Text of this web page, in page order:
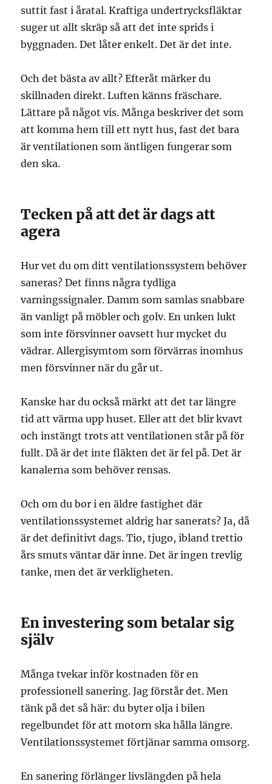
suttit fast i åratal. Kraftiga undertrycksfläktar
suger ut allt skräp så att det inte sprids i
byggnaden. Det låter enkelt. Det är det inte.
Och det bästa av allt? Efteråt märker du
skillnaden direkt. Luften känns fräschare.
Lättare på något vis. Många beskriver det som
att komma hem till ett nytt hus, fast det bara
är ventilationen som äntligen fungerar som
den ska.
Tecken på att det är dags att
agera
Hur vet du om ditt ventilationssystem behöver
saneras? Det finns några tydliga
varningssignaler. Damm som samlas snabbare
än vanligt på möbler och golv. En unken lukt
som inte försvinner oavsett hur mycket du
vädrar. Allergisymtom som förvärras inomhus
men försvinner när du går ut.
Kanske har du också märkt att det tar längre
tid att värma upp huset. Eller att det blir kvavt
och instängt trots att ventilationen står på för
fullt. Då är det inte fläkten det är fel på. Det är
kanalerna som behöver rensas.
Och om du bor i en äldre fastighet där
ventilationssystemet aldrig har sanerats? Ja, då
är det definitivt dags. Tio, tjugo, ibland trettio
års smuts väntar där inne. Det är ingen trevlig
tanke, men det är verkligheten.
En investering som betalar sig
själv
Många tvekar inför kostnaden för en
professionell sanering. Jag förstår det. Men
tänk på det så här: du byter olja i bilen
regelbundet för att motorn ska hålla längre.
Ventilationssystemet förtjänar samma omsorg.
En sanering förlänger livslängden på hela